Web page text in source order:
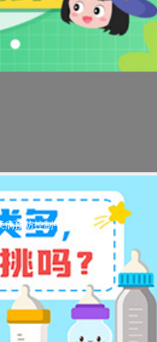
病预防控制中心 宣】